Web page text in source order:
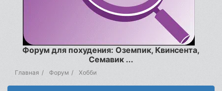
Форум для похудения: Оземпик, Квинсента,
Семавик ...
Главная Форум Хобби